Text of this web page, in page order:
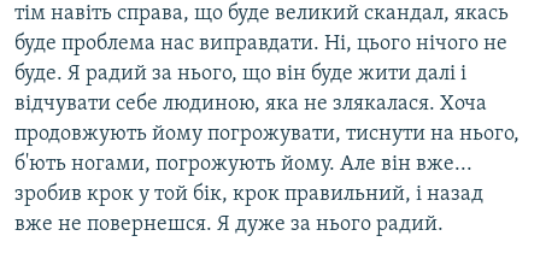
тім навіть справа, що буде великий скандал, якась
буде проблема нас виправдати. Ні, цього нічого не
буде. Я радий за нього, що він буде жити далі і
відчувати себе людиною, яка не злякалася. Хоча
продовжують йому погрожувати, тиснути на нього,
б'ють ногами, погрожують йому. Але він вже...
зробив крок у той бік, крок правильний, і назад
вже не повернешся. Я дуже за нього радий.